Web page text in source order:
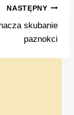
NASTĘPNY
skubanie
paznokci